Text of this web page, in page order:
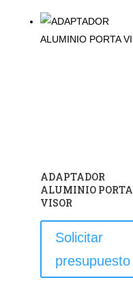
ADAPTADOR
ALUMINIO PORTA
VISOR
Solicitar
presupuesto